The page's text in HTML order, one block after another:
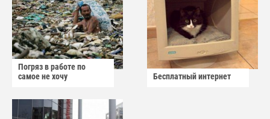
Погряз в работе по
самое не хочу
Бесплатный интернет